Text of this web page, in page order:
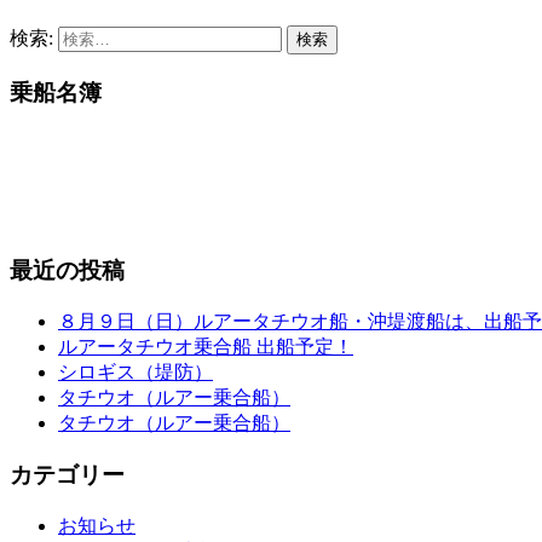
検索:
乗船名簿
最近の投稿
８月９日（日）ルアータチウオ船・沖堤渡船は、出船
ルアータチウオ乗合船 出船予定！
シロギス（堤防）
タチウオ（ルアー乗合船）
タチウオ（ルアー乗合船）
カテゴリー
お知らせ